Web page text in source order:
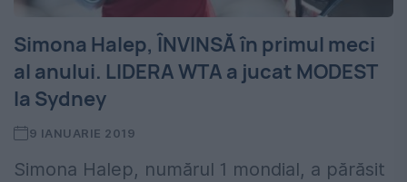
Simona Halep, ÎNVINSĂ în primul meci
al anului. LIDERA WTA a jucat MODEST
la Sydney
9 IANUARIE 2019
Simona Halep, numărul 1 mondial, a părăsit